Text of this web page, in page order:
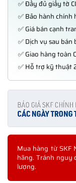
✅ Đầy đủ giấy tờ
✅ Bảo hành chính
✅ Giá bán cạnh
✅ Dịch vụ sau
✅ Giao hàng toàn
✅ Hỗ trợ kỹ thuật
Mua hàng từ SKF
hãng. Tránh nguy
lượng.